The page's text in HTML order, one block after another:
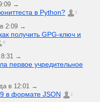
→
в Python? 2
в 2:09 →
получить GPG-ключ и
6
8:31 →
первое учредительное
в 12:01 →
в формате JSON 1